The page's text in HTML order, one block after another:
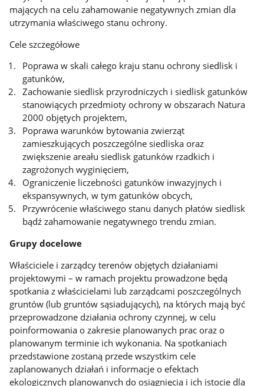
mających na celu zahamowanie negatywnych zmian dla
utrzymania właściwego stanu ochrony.
Cele szczegółowe
Poprawa w skali całego kraju stanu ochrony siedlisk i
gatunków,
Zachowanie siedlisk przyrodniczych i siedlisk gatunków
stanowiących przedmioty ochrony w obszarach Natura
2000 objętych projektem,
Poprawa warunków bytowania zwierząt
zamieszkujących poszczególne siedliska oraz
zwiększenie areału siedlisk gatunków rzadkich i
zagrożonych wyginięciem,
Ograniczenie liczebności gatunków inwazyjnych i
ekspansywnych, w tym gatunków obcych,
Przywrócenie właściwego stanu danych płatów siedlisk
bądź zahamowanie negatywnego trendu zmian.
Grupy docelowe
Właściciele i zarządcy terenów objętych działaniami
projektowymi – w ramach projektu prowadzone będą
spotkania z właścicielami lub zarządcami poszczególnych
gruntów (lub gruntów sąsiadujących), na których mają być
przeprowadzone działania ochrony czynnej, w celu
poinformowania o zakresie planowanych prac oraz o
planowanym terminie ich wykonania. Na spotkaniach
przedstawione zostaną przede wszystkim cele
zaplanowanych działań i informacje o efektach
ekologicznych planowanych do osiągnięcia i ich istocie dla